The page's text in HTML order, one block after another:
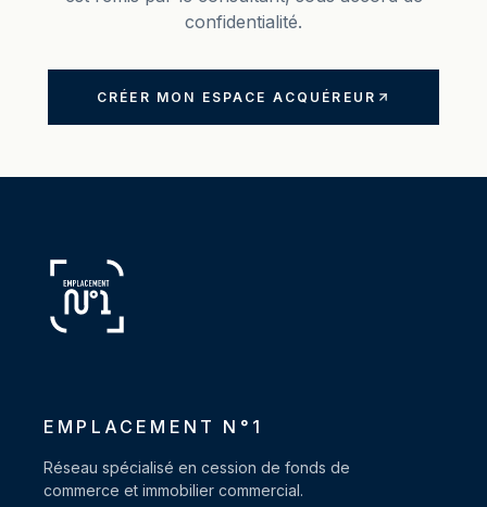
confidentialité.
CRÉER MON ESPACE ACQUÉREUR
EMPLACEMENT N°1
Réseau spécialisé en cession de fonds de
commerce et immobilier commercial.